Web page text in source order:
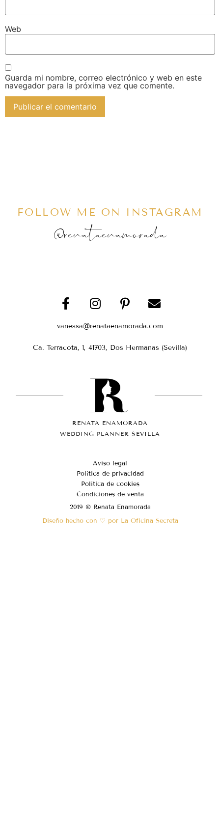
Web
Guarda mi nombre, correo electrónico y web en este
navegador para la próxima vez que comente.
FOLLOW ME ON INSTAGRAM
@renataenamorada
vanessa@renataenamorada.com
Ca. Terracota, 1, 41703, Dos Hermanas (Sevilla)
RENATA ENAMORADA
WEDDING PLANNER SEVILLA
Aviso legal
Política de privacidad
Política de cookies
Condiciones de venta
2019 © Renata Enamorada
Diseño hecho con ♡ por La Oficina Secreta